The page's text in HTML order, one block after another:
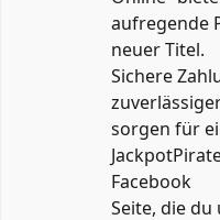
aufregende
neuer Titel.
Sichere
sorgen für
Facebook
Seite, die